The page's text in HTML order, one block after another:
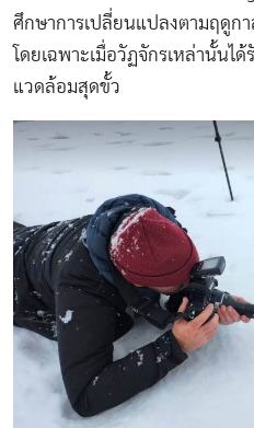
ศึกษาการเปลี่ยนแปลงตามฤดูก
โดยเฉพาะเมื่อวัฏจักรเหล่านั้นไ
แวดล้อมสุดขั้ว